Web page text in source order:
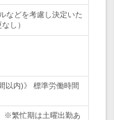
などを考慮し決定いた
し）
以内)》 標準労働時間
※繁忙期は土曜出勤あ